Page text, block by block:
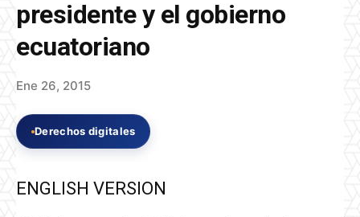
presidente y el gobierno
ecuatoriano
Ene 26, 2015
Derechos digitales
ENGLISH VERSION